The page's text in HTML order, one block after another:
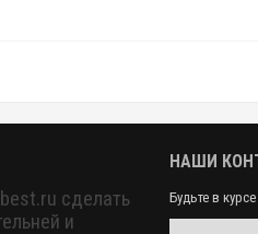
сделать
и
НАШИ
Будьте в